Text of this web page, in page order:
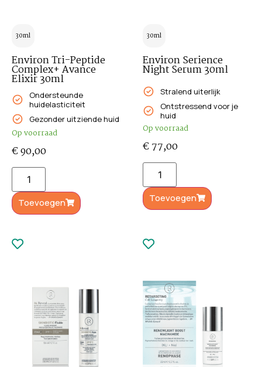
30ml
Environ Tri-Peptide
Complex+ Avance
Elixir 30ml
Ondersteunde
huidelasticiteit
Gezonder uitziende huid
Op voorraad
€90,00
Toevoegen
30ml
Environ Serience
Night Serum 30ml
Stralend uiterlijk
Ontstressend voor je
huid
Op voorraad
€77,00
Toevoegen